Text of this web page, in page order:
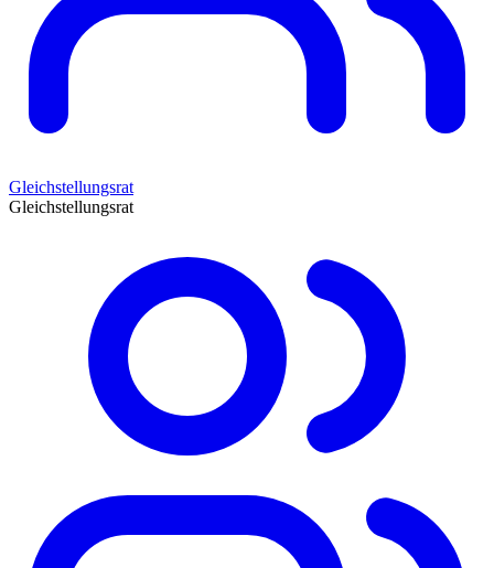
Gleichstellungsrat
Gleichstellungsrat